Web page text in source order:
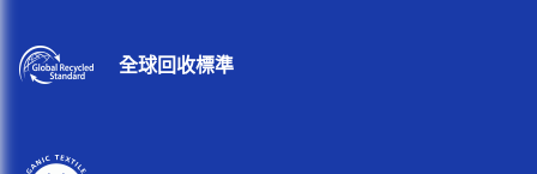
全球回收標準